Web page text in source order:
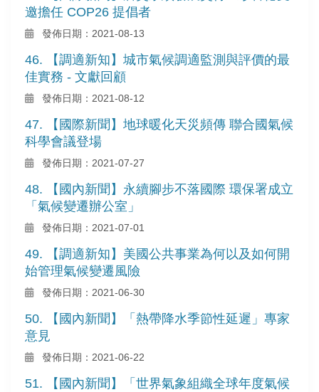
邀擔任 COP26 提倡者
發佈日期：2021-08-13
46. 【調適新知】城市氣候調適監測與評價的最
佳實務 - 文獻回顧
發佈日期：2021-08-12
47. 【國際新聞】地球暖化天災頻傳 聯合國氣候
科學會議登場
發佈日期：2021-07-27
48. 【國內新聞】永續腳步不落國際 環保署成立
「氣候變遷辦公室」
發佈日期：2021-07-01
49. 【調適新知】美國公共事業為何以及如何開
始管理氣候變遷風險
發佈日期：2021-06-30
50. 【國內新聞】「熱帶降水季節性延遲」專家
意見
發佈日期：2021-06-22
51. 【國內新聞】「世界氣象組織全球年度氣候